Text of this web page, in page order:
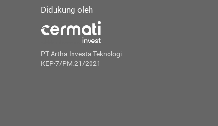
Didukung oleh
PT Artha Investa Teknologi
KEP-7/PM.21/2021